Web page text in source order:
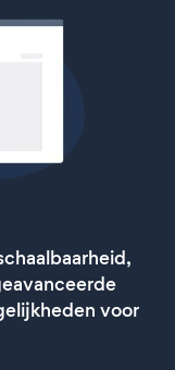
voor